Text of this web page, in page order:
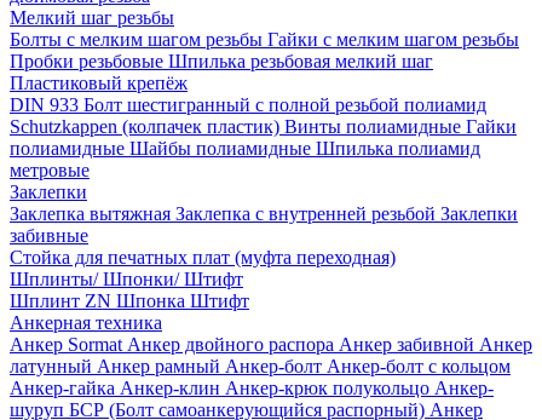
Мелкий шаг резьбы
Болты с мелким шагом резьбы Гайки с мелким шагом резьбы
Пробки резьбовые Шпилька резьбовая мелкий шаг
Пластиковый крепёж
DIN 933 Болт шестигранный с полной резьбой полиамид
Schutzkappen (колпачек пластик) Винты полиамидные Гайки
полиамидные Шайбы полиамидные Шпилька полиамид
метровые
Заклепки
Заклепка вытяжная Заклепка с внутренней резьбой Заклепки
забивные
Стойка для печатных плат (муфта переходная)
Шплинты/ Шпонки/ Штифт
Шплинт ZN Шпонка Штифт
Анкерная техника
Анкер Sormat Анкер двойного распора Анкер забивной Анкер
латунный Анкер рамный Анкер-болт Анкер-болт с кольцом
Анкер-гайка Анкер-клин Анкер-крюк полукольцо Анкер-
шуруп БСР (Болт самоанкерующийся распорный) Анкер